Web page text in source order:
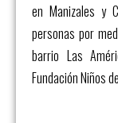
en Manizales y
personas por
barrio Las
Fundación Niños